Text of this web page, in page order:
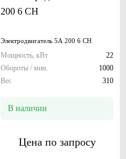
Электродвигатель 5А 200 6 СН
Мощность, кВт
22
Обороты / мин.
1000
Вес
310
В наличии
Цена по запросу